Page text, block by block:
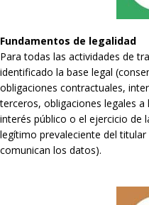
Fundamentos de legalidad
Para todas las actividades de
identificado la base legal
obligaciones contractuales,
terceros, obligaciones legales
interés público o el ejercicio de
legítimo prevaleciente del
comunican los datos).